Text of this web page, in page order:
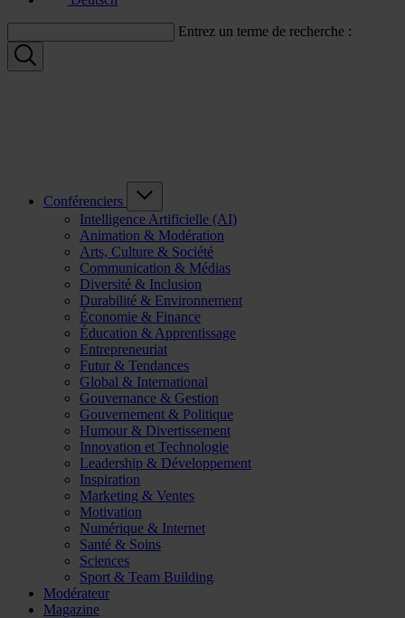
Entrez un terme de recherche :
Conférenciers
Intelligence Artificielle (AI)
Animation & Modération
Arts, Culture & Société
Communication & Médias
Diversité & Inclusion
Durabilité & Environnement
Économie & Finance
Éducation & Apprentissage
Entrepreneuriat
Futur & Tendances
Global & International
Gouvernance & Gestion
Gouvernement & Politique
Humour & Divertissement
Innovation et Technologie
Leadership & Développement
Inspiration
Marketing & Ventes
Motivation
Numérique & Internet
Santé & Soins
Sciences
Sport & Team Building
Modérateur
Magazine